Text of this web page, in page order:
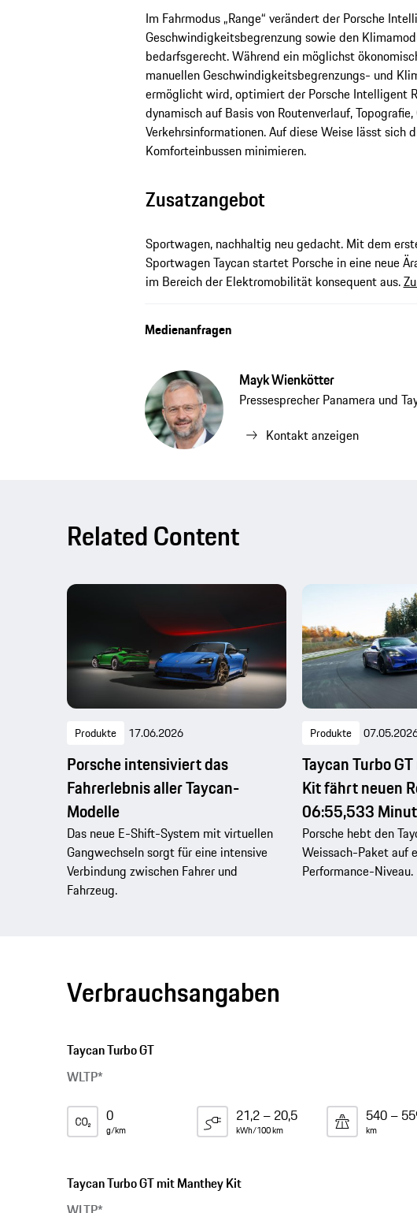
Im Fahrmodus „Range“ verändert der Porsche
Geschwindigkeitsbegrenzung sowie den
bedarfsgerecht. Während ein möglichst
manuellen Geschwindigkeitsbegrenzungs- und
ermöglicht wird, optimiert der Porsche Intelligent
dynamisch auf Basis von Routenverlauf,
Verkehrsinformationen. Auf diese Weise lässt sich
Komforteinbussen minimieren.
Zusatzangebot
Sportwagen, nachhaltig neu gedacht. Mit dem
Sportwagen Taycan startet Porsche in eine neue
im Bereich der Elektromobilität konsequent aus.
Medienanfragen
Mayk Wienkötter
Pressesprecher Panamera und
Kontakt anzeigen
Related Content
Produkte 17.06.2026
Porsche intensiviert das
Fahrerlebnis aller Taycan-
Modelle
Das neue E-Shift-System mit virtuellen
Gangwechseln sorgt für eine intensive
Verbindung zwischen Fahrer und
Fahrzeug.
Produkte
Taycan Turbo
Kit fährt neuen
06:55,533
Porsche hebt den
Weissach-Paket auf
Performance-Niveau.
Verbrauchsangaben
Taycan Turbo GT
WLTP*
0
g/km
21,2 – 20,5
kWh/100 km
540 –
km
Taycan Turbo GT mit Manthey Kit